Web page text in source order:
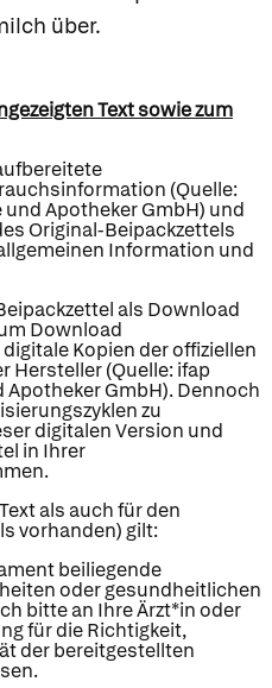
über.
Text sowie zum
(Quelle:
Apotheker GmbH) und
Original-Beipackzettels
Information und
als Download
Download
Kopien der offiziellen
Hersteller (Quelle: ifap
GmbH). Dennoch
zu
digitalen Version und
in Ihrer
als auch für den
vorhanden) gilt:
beiliegende
oder gesundheitlichen
bitte an Ihre Ärzt*in oder
für die Richtigkeit,
der bereitgestellten